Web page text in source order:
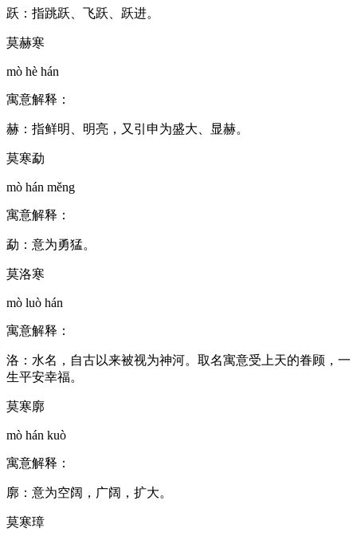
跃：指跳跃、飞跃、跃进。
莫赫寒
mò hè hán
寓意解释：
赫：指鲜明、明亮，又引申为盛大、显赫。
莫寒勐
mò hán měng
寓意解释：
勐：意为勇猛。
莫洛寒
mò luò hán
寓意解释：
洛：水名，自古以来被视为神河。取名寓意受上天的眷顾，一
生平安幸福。
莫寒廓
mò hán kuò
寓意解释：
廓：意为空阔，广阔，扩大。
莫寒璋